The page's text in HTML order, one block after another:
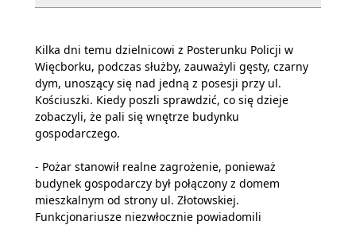
Kilka dni temu dzielnicowi z Posterunku Policji w
Więcborku, podczas służby, zauważyli gęsty, czarny
dym, unoszący się nad jedną z posesji przy ul.
Kościuszki. Kiedy poszli sprawdzić, co się dzieje
zobaczyli, że pali się wnętrze budynku
gospodarczego.
- Pożar stanowił realne zagrożenie, ponieważ
budynek gospodarczy był połączony z domem
mieszkalnym od strony ul. Złotowskiej.
Funkcjonariusze niezwłocznie powiadomili